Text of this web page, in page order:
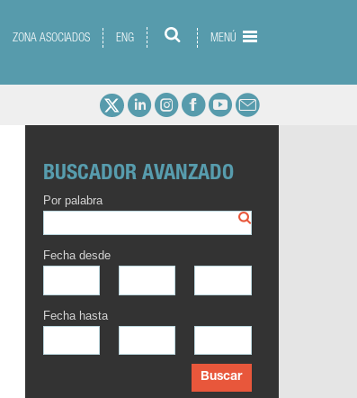
ZONA ASOCIADOS ENG MENÚ
BUSCADOR AVANZADO
Por palabra
Fecha desde
Fecha hasta
Buscar